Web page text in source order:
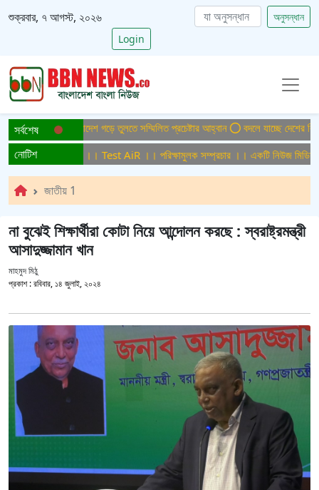
শুক্রবার, ৭ আগস্ট, ২০২৬
অনুসন্ধান
Login
সর্বশেষবাংলাদেশ গড়ে তুলতে সম্মিলিত প্রচেষ্টার আহ্বান বদলে যাচ্ছে দেশের বিমান ও
নোটিশ
সম্প্রচার ।। Test AiR ।। পরিক্ষামুলক সম্প্রচার ।। একটি নিউজ মিডিয়া
জাতীয় 1
না বুঝেই শিক্ষার্থীরা কোটা নিয়ে আন্দোলন করছে : স্বরাষ্ট্রমন্ত্রী
আসাদুজ্জামান খান
মাহমুদ মিঠু
প্রকাশ :রবিবার, ১৪ জুলাই, ২০২৪